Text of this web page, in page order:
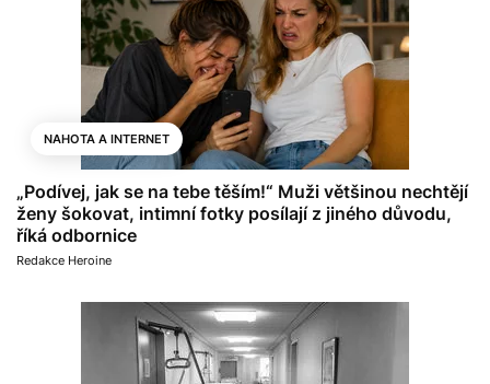
NAHOTA A INTERNET
„Podívej, jak se na tebe těším!“ Muži většinou nechtějí
ženy šokovat, intimní fotky posílají z jiného důvodu,
říká odbornice
Redakce Heroine